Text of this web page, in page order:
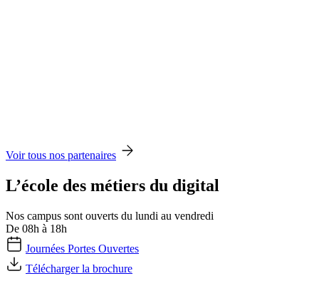
Voir tous nos partenaires
L’école des métiers du digital
Nos campus sont ouverts du lundi au vendredi
De 08h à 18h
Journées Portes Ouvertes
Télécharger la brochure